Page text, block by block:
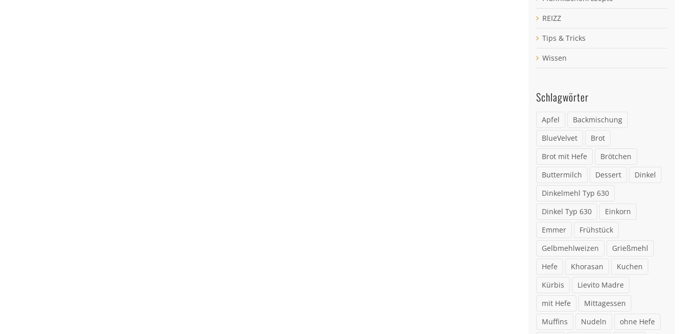
REIZZ
Tips & Tricks
Wissen
Schlagwörter
Apfel
Backmischung
BlueVelvet
Brot
Brot mit Hefe
Brötchen
Buttermilch
Dessert
Dinkel
Dinkelmehl Typ 630
Dinkel Typ 630
Einkorn
Emmer
Frühstück
Gelbmehlweizen
Grießmehl
Hefe
Khorasan
Kuchen
Kürbis
Lievito Madre
mit Hefe
Mittagessen
Muffins
Nudeln
ohne Hefe